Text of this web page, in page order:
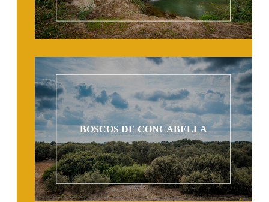
BOSCOS DE CONCABELLA